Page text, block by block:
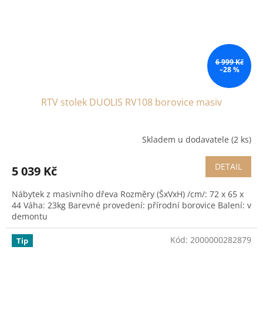
6 999 Kč
–28 %
RTV stolek DUOLIS RV108 borovice masiv
Skladem u dodavatele (2 ks)
5 039 Kč DETAIL
Nábytek z masivního dřeva Rozměry (ŠxVxH) /cm/: 72 x 65 x
44 Váha: 23kg Barevné provedení: přírodní borovice Balení: v
demontu
Tip Kód: 2000000282879